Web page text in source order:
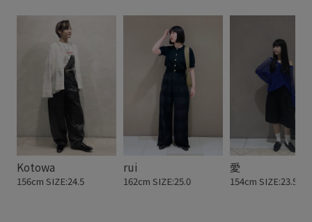
Kotowa
156cm SIZE:24.5
rui
162cm SIZE:25.0
愛
154cm SIZE:23.5